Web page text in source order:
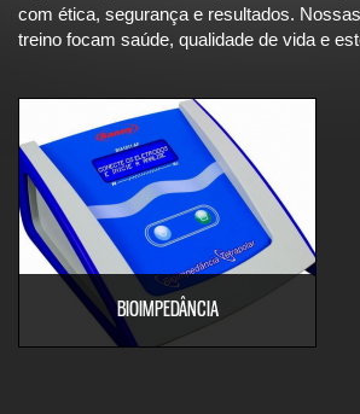
com ética, segurança e resultados.
treino focam saúde, qualidade de vida e
BIOIMPEDÂNCIA